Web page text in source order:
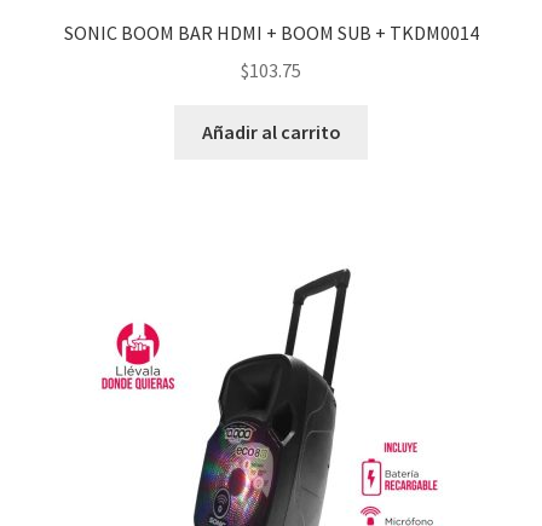
SONIC BOOM BAR HDMI + BOOM SUB + TKDM0014
$103.75
Añadir al carrito